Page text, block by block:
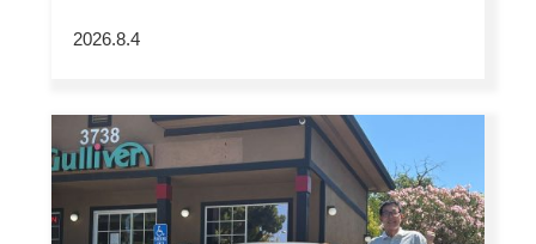
れ、快適性と安心感が大きな魅力です。 新規赴任に
[…]
2026.8.4